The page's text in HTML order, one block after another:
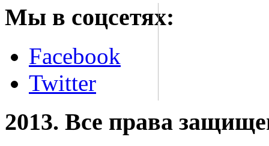
Мы в соцсетях:
Facebook
Twitter
2013. Все права